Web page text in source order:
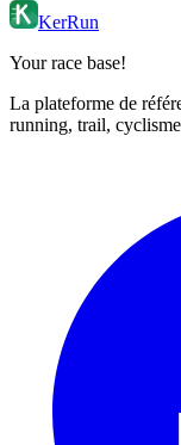
KerRun
Your race base!
La plateforme de
running, trail,